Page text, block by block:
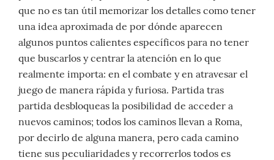
que no es tan útil memorizar los detalles como tener
una idea aproximada de por dónde aparecen
algunos puntos calientes específicos para no tener
que buscarlos y centrar la atención en lo que
realmente importa: en el combate y en atravesar el
juego de manera rápida y furiosa. Partida tras
partida desbloqueas la posibilidad de acceder a
nuevos caminos; todos los caminos llevan a Roma,
por decirlo de alguna manera, pero cada camino
tiene sus peculiaridades y recorrerlos todos es